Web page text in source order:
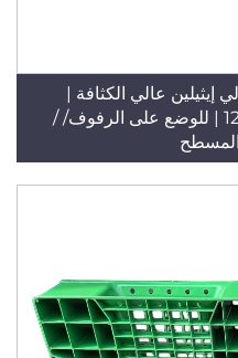
إيثيلين عالي الكثافة |
1200×1000 مم | شبكي 1210 | للوضع على الرفوف/ /
المسطح